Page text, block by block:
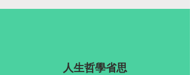
人生哲學省思